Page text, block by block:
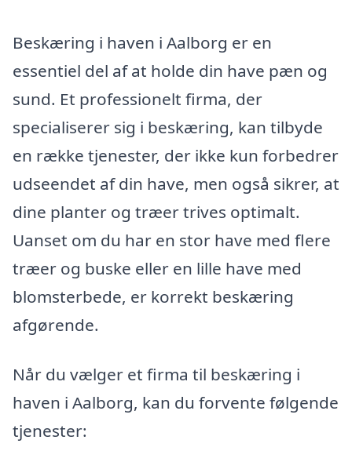
Beskæring i haven i Aalborg er en
essentiel del af at holde din have pæn og
sund. Et professionelt firma, der
specialiserer sig i beskæring, kan tilbyde
en række tjenester, der ikke kun forbedrer
udseendet af din have, men også sikrer, at
dine planter og træer trives optimalt.
Uanset om du har en stor have med flere
træer og buske eller en lille have med
blomsterbede, er korrekt beskæring
afgørende.
Når du vælger et firma til beskæring i
haven i Aalborg, kan du forvente følgende
tjenester: